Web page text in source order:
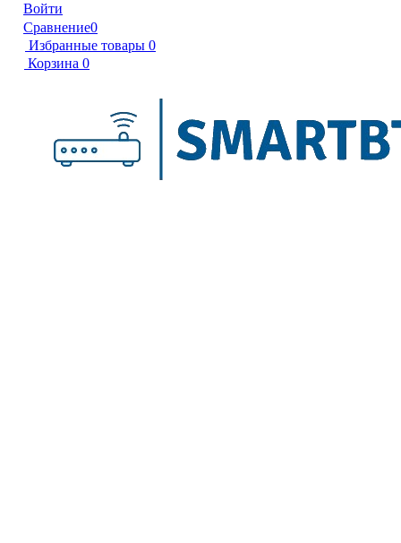
Войти
Сравнение0
Избранные товары 0
Корзина 0